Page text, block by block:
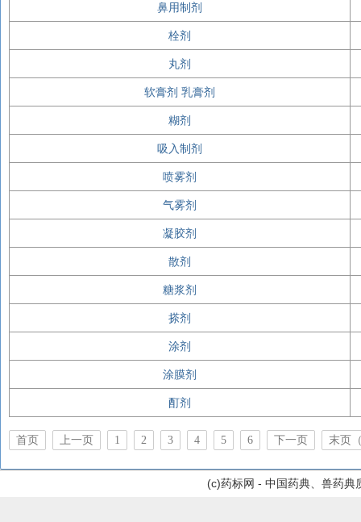
鼻用制剂
栓剂
丸剂
软膏剂 乳膏剂
糊剂
吸入制剂
喷雾剂
气雾剂
凝胶剂
散剂
糖浆剂
搽剂
涂剂
涂膜剂
酊剂
首页 上一页 1 2 3 4 5 6 下一页 末页
(c)药标网 - 中国药典、兽药典